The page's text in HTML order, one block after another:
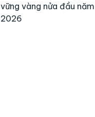
vững vàng nửa đầu năm
2026